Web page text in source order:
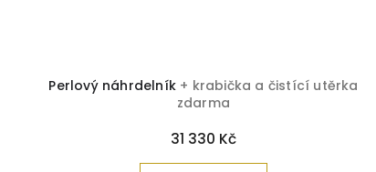
Perlový náhrdelník + krabička a čistící utěrka
zdarma
31 330 Kč